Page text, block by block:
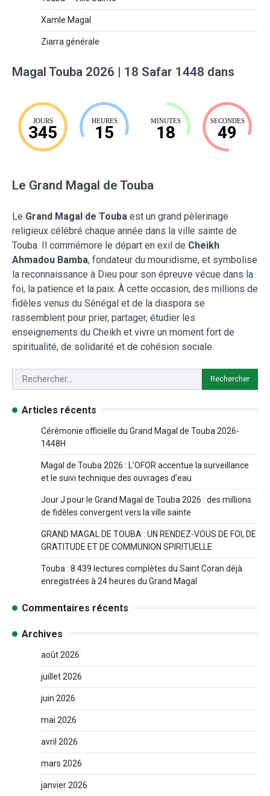
Xamle Magal
Ziarra générale
Magal Touba 2026 | 18 Safar 1448 dans
JOURS
345
HEURES
15
MINUTES
18
SECONDES
48
Le Grand Magal de Touba
Le Grand Magal de Touba est un grand pèlerinage
religieux célébré chaque année dans la ville sainte de
Touba. Il commémore le départ en exil de Cheikh
Ahmadou Bamba, fondateur du mouridisme, et symbolise
la reconnaissance à Dieu pour son épreuve vécue dans la
foi, la patience et la paix. À cette occasion, des millions de
fidèles venus du Sénégal et de la diaspora se
rassemblent pour prier, partager, étudier les
enseignements du Cheikh et vivre un moment fort de
spiritualité, de solidarité et de cohésion sociale.
Articles récents
Cérémonie officielle du Grand Magal de Touba 2026-
1448H
Magal de Touba 2026 : L’OFOR accentue la surveillance
et le suivi technique des ouvrages d’eau
Jour J pour le Grand Magal de Touba 2026 : des millions
de fidèles convergent vers la ville sainte
GRAND MAGAL DE TOUBA : UN RENDEZ-VOUS DE FOI, DE
GRATITUDE ET DE COMMUNION SPIRITUELLE
Touba : 8 439 lectures complètes du Saint Coran déjà
enregistrées à 24 heures du Grand Magal
Commentaires récents
Archives
août 2026
juillet 2026
juin 2026
mai 2026
avril 2026
mars 2026
janvier 2026